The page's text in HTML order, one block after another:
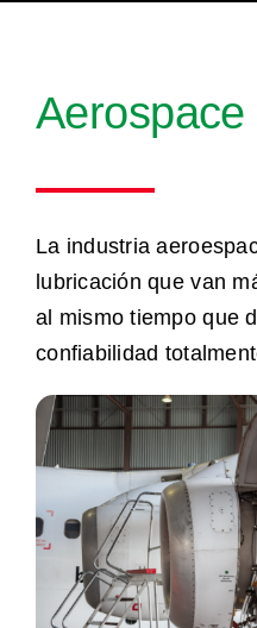
Aerospace
La industria
lubricación que van
al mismo tiempo que
confiabilidad